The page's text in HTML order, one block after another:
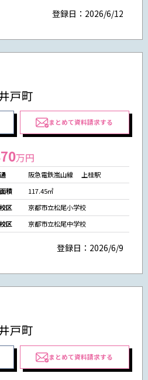
登録日：2026/6/12
戸町
まとめて資料請求する
万円
阪急電鉄嵐山線 上桂駅
積
117.45㎡
区
京都市立松尾小学校
区
京都市立松尾中学校
登録日：2026/6/9
戸町
まとめて資料請求する